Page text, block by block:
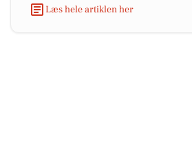
Læs hele artiklen her